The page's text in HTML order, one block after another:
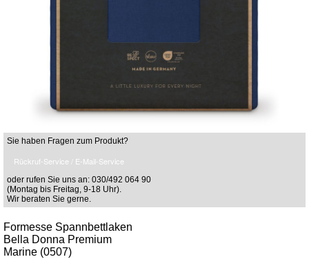
Sie haben Fragen zum Produkt?
Rückruf-Service / E-Mail-Service
oder rufen Sie uns an: 030/492 064 90
(Montag bis Freitag, 9-18 Uhr).
Wir beraten Sie gerne.
Formesse Spannbettlaken
Bella Donna Premium
Marine (0507)